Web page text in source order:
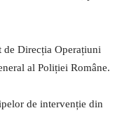
de Direcția Operațiuni
al Poliției Române.
de intervenție din